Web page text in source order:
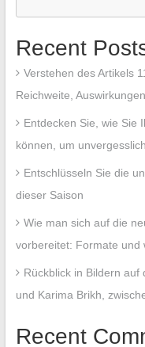
Recent
Verstehen des Artikels
Reichweite,
Entdecken Sie, wie Sie
können, um
Entschlüsseln Sie die
dieser Saison
Wie man sich auf die
vorbereitet: Formate und
Rückblick in Bildern auf
und Karima Brikh,
Recent